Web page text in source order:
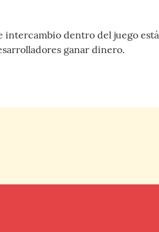
intercambio dentro del juego está
ganar dinero.